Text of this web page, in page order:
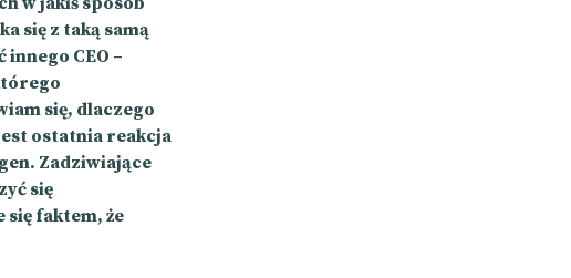
się z taką samą
CEO –
się, dlaczego
ostatnia reakcja
Zadziwiające
się
się faktem, że